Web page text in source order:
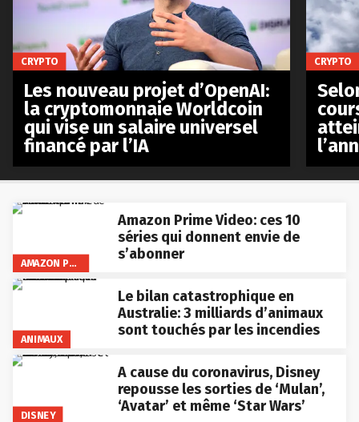
AMAZON PRIME VIDEO
Amazon Prime Video: ces 10
séries qui donnent envie de
s’abonner
ANIMAUX
Le bilan catastrophique en
Australie: 3 milliards d’animaux
sont touchés par les incendies
DISNEY
A cause du coronavirus, Disney
repousse les sorties de ‘Mulan’,
‘Avatar’ et même ‘Star Wars’
CRYPTO
Les nouveau projet d’OpenAI:
la cryptomonnaie Worldcoin
qui vise un salaire universel
financé par l’IA
CRYPTO